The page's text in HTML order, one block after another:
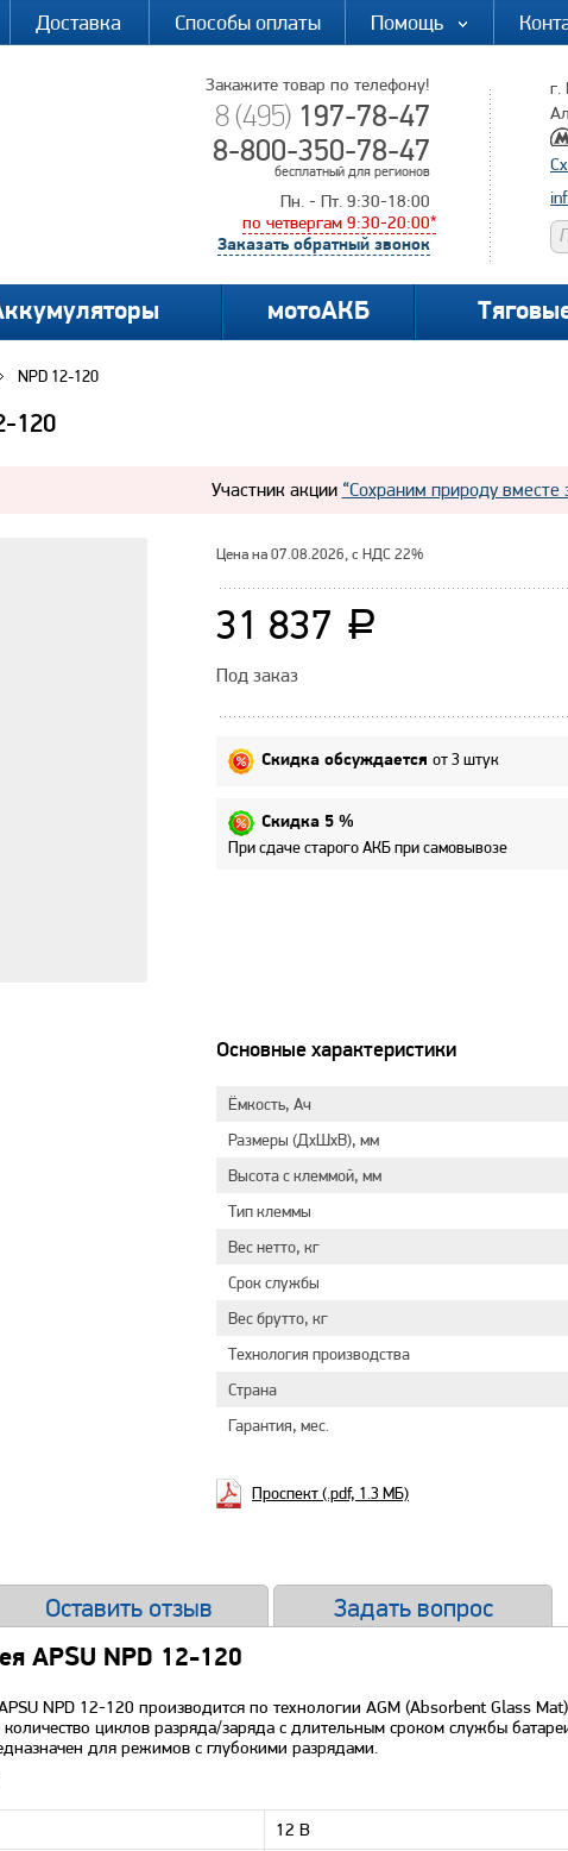
Доставка Способы оплаты Помощь
Закажите товар по телефону!
8 (495) 197-78-47
8-800-350-78-47
бесплатный для регионов
Пн. - Пт. 9:30-18:00
по четвергам 9:30-20:00*
Заказать обратный звонок
г.
мотоАКБ
NPD 12-120
120
Участник акции “Сохраним природу вместе
Цена на 07.08.2026, с НДС 22%
31 837 a
Под заказ
Скидка обсуждается от 3 штук
Скидка 5 %
При сдаче старого АКБ при самовывозе
Основные характеристики
Ёмкость, Ач
Размеры (ДхШхВ), мм
Высота с клеммой, мм
Тип клеммы
Вес нетто, кг
Срок службы
Вес брутто, кг
Технология производства
Страна
Гарантия, мес.
Проспект (.pdf, 1.3 МБ)
Оставить отзыв Задать вопрос
APSU NPD 12-120
NPD 12-120 производится по технологии AGM (Absorbent Glass
количество циклов разряда/заряда с длительным сроком службы
для режимов с глубокими разрядами.
12 B